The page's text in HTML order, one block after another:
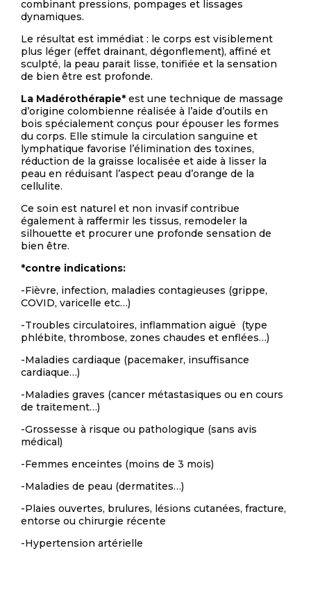
combinant pressions, pompages et lissages
dynamiques.
Le résultat est immédiat : le corps est visiblement
plus léger (effet drainant, dégonflement), affiné et
sculpté, la peau parait lisse, tonifiée et la sensation
de bien être est profonde.
La Madérothérapie* est une technique de massage
d’origine colombienne réalisée à l’aide d’outils en
bois spécialement conçus pour épouser les formes
du corps. Elle stimule la circulation sanguine et
lymphatique favorise l’élimination des toxines,
réduction de la graisse localisée et aide à lisser la
peau en réduisant l’aspect peau d’orange de la
cellulite.
Ce soin est naturel et non invasif contribue
également à raffermir les tissus, remodeler la
silhouette et procurer une profonde sensation de
bien être.
*contre indications:
-Fièvre, infection, maladies contagieuses (grippe,
COVID, varicelle etc…)
-Troubles circulatoires, inflammation aiguë (type
phlébite, thrombose, zones chaudes et enflées…)
-Maladies cardiaque (pacemaker, insuffisance
cardiaque…)
-Maladies graves (cancer métastasiques ou en cours
de traitement…)
-Grossesse à risque ou pathologique (sans avis
médical)
-Femmes enceintes (moins de 3 mois)
-Maladies de peau (dermatites…)
-Plaies ouvertes, brulures, lésions cutanées, fracture,
entorse ou chirurgie récente
-Hypertension artérielle